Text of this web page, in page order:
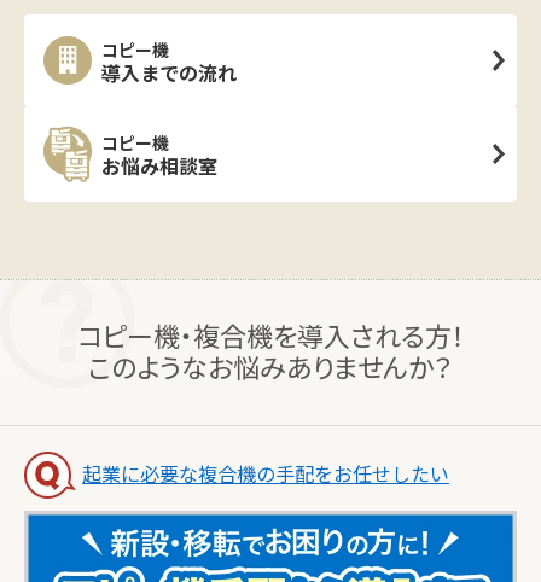
コピー機
導入までの流れ
コピー機
お悩み相談室
コピー機・複合機を導入される方！
このようなお悩みありませんか？
起業に必要な複合機の手配をお任せしたい